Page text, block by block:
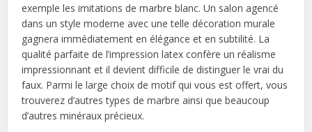
exemple les imitations de marbre blanc. Un salon agencé
dans un style moderne avec une telle décoration murale
gagnera immédiatement en élégance et en subtilité. La
qualité parfaite de l’impression latex confère un réalisme
impressionnant et il devient difficile de distinguer le vrai du
faux. Parmi le large choix de motif qui vous est offert, vous
trouverez d’autres types de marbre ainsi que beaucoup
d’autres minéraux précieux.